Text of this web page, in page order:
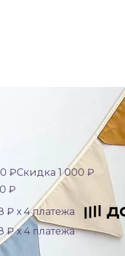
₽Скидка 1 000 ₽
₽
₽ х 4 платежа
₽ х 4 платежа